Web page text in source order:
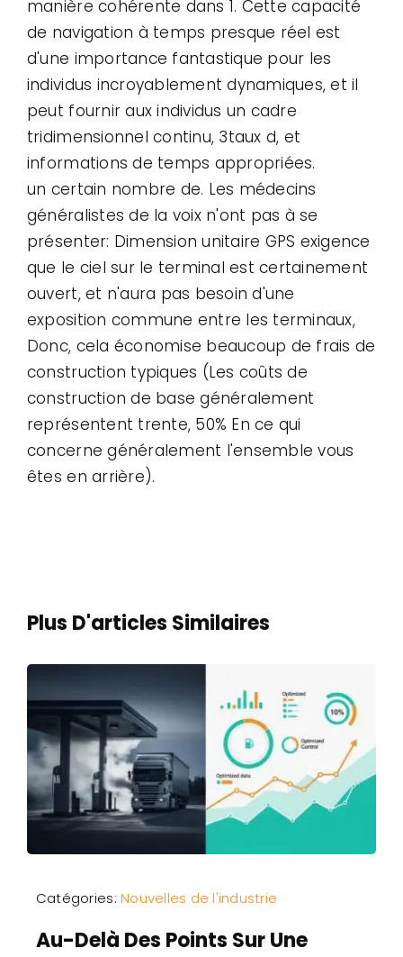
manière cohérente dans 1. Cette capacité
de navigation à temps presque réel est
d'une importance fantastique pour les
individus incroyablement dynamiques, et il
peut fournir aux individus un cadre
tridimensionnel continu, 3taux d, et
informations de temps appropriées.
un certain nombre de. Les médecins
généralistes de la voix n'ont pas à se
présenter: Dimension unitaire GPS exigence
que le ciel sur le terminal est certainement
ouvert, et n'aura pas besoin d'une
exposition commune entre les terminaux,
Donc, cela économise beaucoup de frais de
construction typiques (Les coûts de
construction de base généralement
représentent trente, 50% En ce qui
concerne généralement l'ensemble vous
êtes en arrière).
Plus D'articles Similaires
Catégories:Nouvelles de l'industrie
Au-Delà Des Points Sur Une